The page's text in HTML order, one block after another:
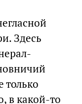
Здесь
только
в какой-то